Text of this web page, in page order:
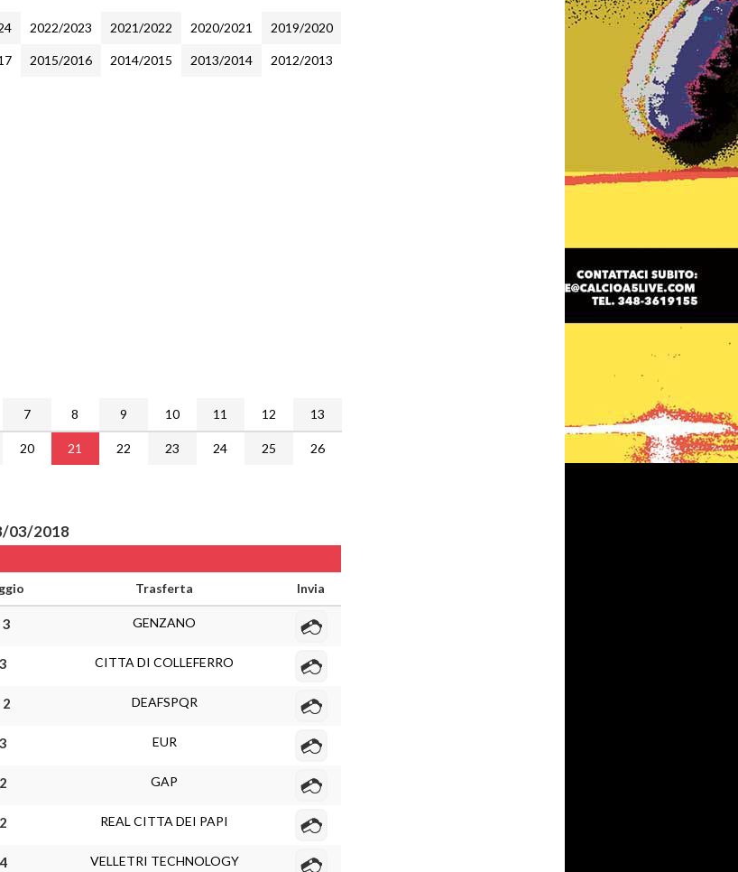
2022/2023 2021/2022 2020/2021 2019/2020
2015/2016 2014/2015 2013/2014 2012/2013
7 8 9 10 11 12 13
20 21 22 23 24 25
26
03/2018
Trasferta Invia
3 GENZANO
CITTA DI COLLEFERRO
2 DEAFSPQR
EUR
GAP
REAL CITTA DEI PAPI
VELLETRI TECHNOLOGY